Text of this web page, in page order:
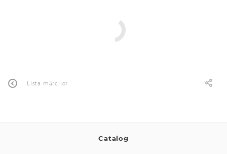
Lista mărcilor
Catalog